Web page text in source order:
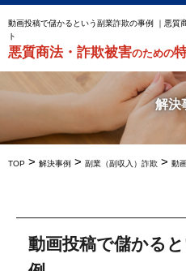
動画投稿で儲かるという副業詐欺の事例 ｜悪質
ト
悪質商法・詐欺被害のための
解決
TOP > 解決事例 > 副業（副収入）詐欺 > 動
動画投稿で儲かる